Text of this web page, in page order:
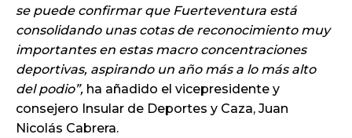
se puede confirmar que Fuerteventura está
consolidando unas cotas de reconocimiento muy
importantes en estas macro concentraciones
deportivas, aspirando un año más a lo más alto
del podio”, ha añadido el vicepresidente y
consejero Insular de Deportes y Caza, Juan
Nicolás Cabrera.